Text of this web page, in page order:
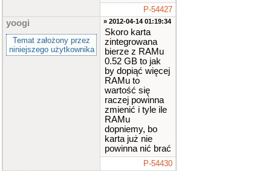
P-54427
yoogi
Temat założony przez
niniejszego użytkownika
» 2012-04-14 01:19:34
Skoro karta
zintegrowana
bierze z RAMu
0.52 GB to jak
by dopiąć więcej
RAMu to
wartość się
raczej powinna
zmienić i tyle ile
RAMu
dopniemy, bo
karta już nie
powinna nić brać
P-54430